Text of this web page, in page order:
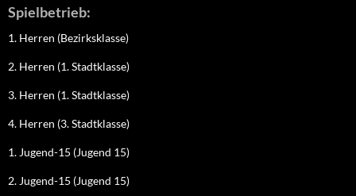
Spielbetrieb:
1. Herren (Bezirksklasse)
2. Herren (1. Stadtklasse)
3. Herren (1. Stadtklasse)
4. Herren (3. Stadtklasse)
1. Jugend-15 (Jugend 15)
2. Jugend-15 (Jugend 15)